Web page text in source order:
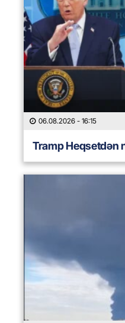
06.08.2026 - 16:15
Tramp Heqsetdən